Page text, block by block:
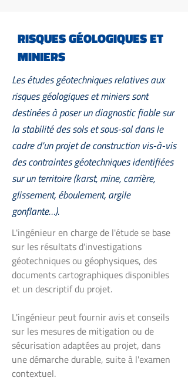
RISQUES GÉOLOGIQUES ET
MINIERS
Les études géotechniques relatives aux
risques géologiques et miniers sont
destinées à poser un diagnostic fiable sur
la stabilité des sols et sous-sol dans le
cadre d'un projet de construction vis-à-vis
des contraintes géotechniques identifiées
sur un territoire (karst, mine, carrière,
glissement, éboulement, argile
gonflante…).
L'ingénieur en charge de l'étude se base
sur les résultats d'investigations
géotechniques ou géophysiques, des
documents cartographiques disponibles
et un descriptif du projet.
L'ingénieur peut fournir avis et conseils
sur les mesures de mitigation ou de
sécurisation adaptées au projet, dans
une démarche durable, suite à l'examen
contextuel.